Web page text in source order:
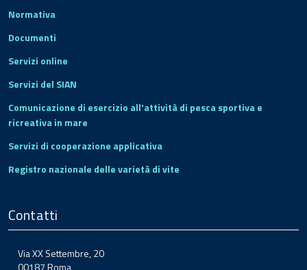
Normativa
Documenti
Servizi online
Servizi del SIAN
Comunicazione di esercizio all'attività di pesca sportiva e
ricreativa in mare
Servizi di cooperazione applicativa
Registro nazionale delle varietà di vite
Contatti
Via XX Settembre, 20
00187 Roma